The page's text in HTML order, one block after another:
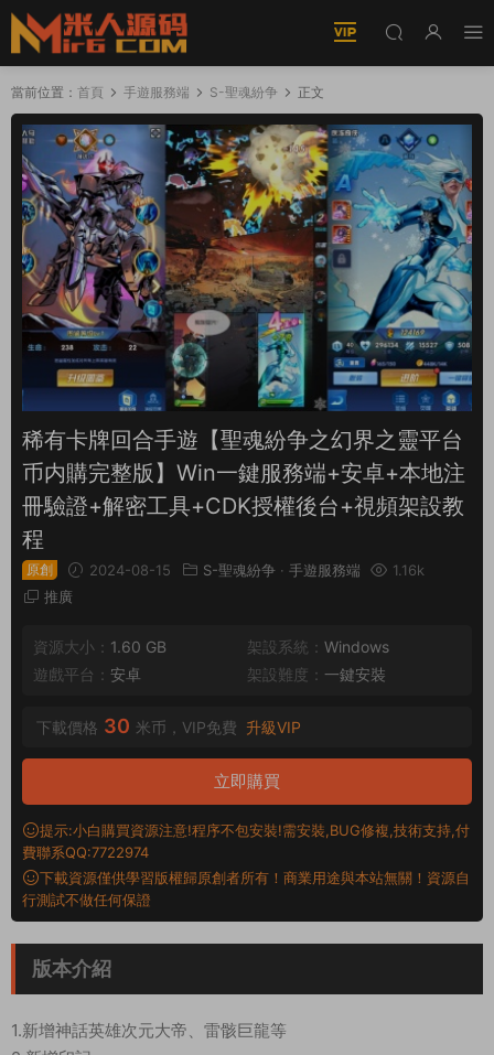
當前位置： 首頁 手遊服務端 S-聖魂紛争 正文
稀有卡牌回合手遊【聖魂紛争之幻界之靈平台
币内購完整版】Win一鍵服務端+安卓+本地注
冊驗證+解密工具+CDK授權後台+視頻架設教
程
原創 2024-08-15 S-聖魂紛争 · 手遊服務端
1.16k
推廣
資源大小： 1.60 GB 架設系統： Windows
遊戲平台： 安卓 架設難度： 一鍵安裝
下載價格 30 米币，VIP免費 升級VIP
立即購買
提示:小白購買資源注意!程序不包安裝!需安裝,BUG修複,技術支持,付
費聯系QQ:7722974
下載資源僅供學習版權歸原創者所有！商業用途與本站無關！資源自
行測試不做任何保證
版本介紹
1.新增神話英雄次元大帝、雷骸巨龍等